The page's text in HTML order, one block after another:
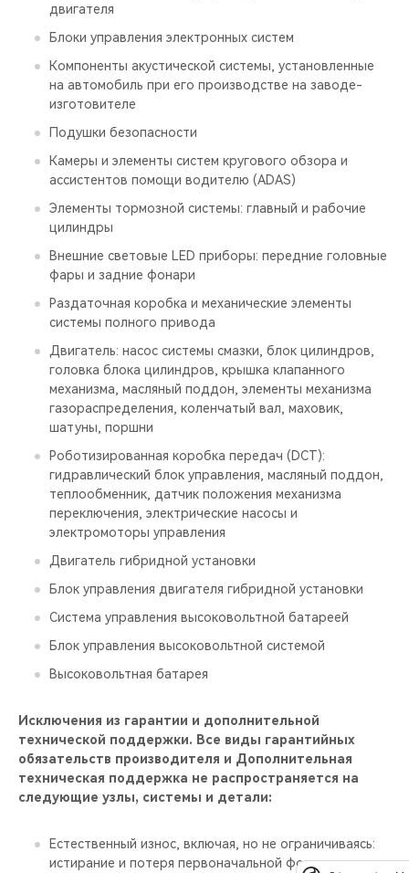
двигателя
Блоки управления электронных систем
Компоненты акустической системы, установленные
на автомобиль при его производстве на заводе-
изготовителе
Подушки безопасности
Камеры и элементы систем кругового обзора и
ассистентов помощи водителю (ADAS)
Элементы тормозной системы: главный и рабочие
цилиндры
Внешние световые LED приборы: передние головные
фары и задние фонари
Раздаточная коробка и механические элементы
системы полного привода
Двигатель: насос системы смазки, блок цилиндров,
головка блока цилиндров, крышка клапанного
механизма, масляный поддон, элементы механизма
газораспределения, коленчатый вал, маховик,
шатуны, поршни
Роботизированная коробка передач (DCT):
гидравлический блок управления, масляный поддон,
теплообменник, датчик положения механизма
переключения, электрические насосы и
электромоторы управления
Двигатель гибридной установки
Блок управления двигателя гибридной установки
Система управления высоковольтной батареей
Блок управления высоковольтной системой
Высоковольтная батарея
Исключения из гарантии и дополнительной
технической поддержки. Все виды гарантийных
обязательств производителя и Дополнительная
техническая поддержка не распространяется на
следующие узлы, системы и детали:
Естественный износ, включая, но не ограничиваясь:
истирание и потеря первоначальной формы